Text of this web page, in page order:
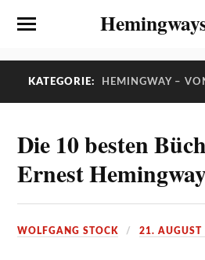
KATEGORIE: HEMINGWAY –
Die 10 besten
Ernest
WOLFGANG STOCK 21. AUGUST